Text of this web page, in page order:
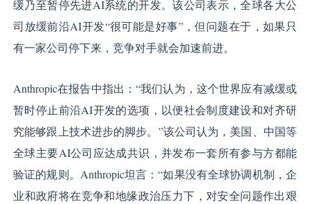
缓乃至暂停先进AI系统的开发。该公司表示，全球各大公
司放缓前沿AI开发“很可能是好事”，但问题在于，如果只
有一家公司停下来，竞争对手就会加速前进。
Anthropic在报告中指出：“我们认为，这个世界应有减缓或
暂时停止前沿AI开发的选项，以便社会制度建设和对齐研
究能够跟上技术进步的脚步。”该公司认为，美国、中国等
全球主要AI公司应达成共识，并发布一套所有参与方都能
验证的规则。Anthropic坦言：“如果没有全球协调机制，企
业和政府将在竞争和地缘政治压力下，对安全问题作出艰